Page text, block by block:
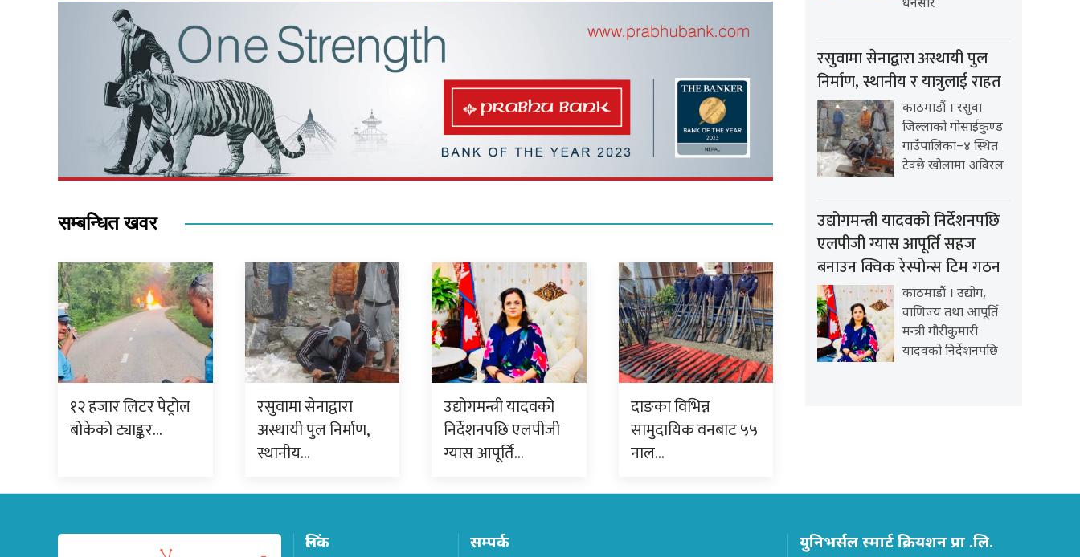
सम्बन्धित खवर
१२ हजार लिटर पेट्रोल
बोकेको ट्याङ्कर…
रसुवामा सेनाद्वारा
अस्थायी पुल निर्माण,
स्थानीय…
उद्योगमन्त्री यादवको
निर्देशनपछि एलपीजी
ग्यास आपूर्ति…
दाङका विभिन्न
सामुदायिक वनबाट ५५
नाल…
धनसार
रसुवामा सेनाद्वारा अस्थायी पुल
निर्माण, स्थानीय र यात्रुलाई राहत
काठमाडौं । रसुवा
जिल्लाको गोसाईकुण्ड
गाउँपालिका–४ स्थित
टेवछे खोलामा अविरल
उद्योगमन्त्री यादवको निर्देशनपछि
एलपीजी ग्यास आपूर्ति सहज
बनाउन क्विक रेस्पोन्स टिम गठन
काठमाडौं । उद्योग,
वाणिज्य तथा आपूर्ति
मन्त्री गौरीकुमारी
यादवको निर्देशनपछि
लिंक सम्पर्क युनिभर्सल स्मार्ट क्रियशन प्रा .लि.